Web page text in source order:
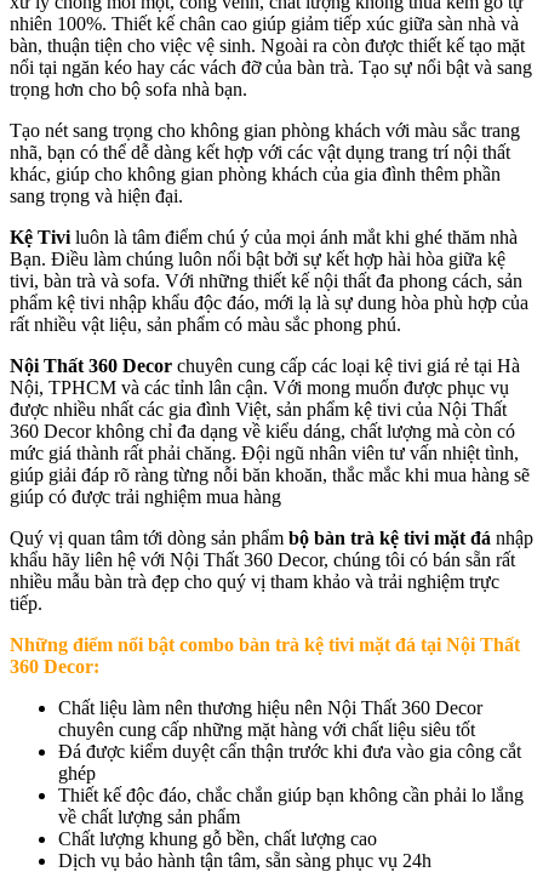
nhiên 100%. Thiết kế chân cao giúp giảm tiếp xúc giữa sàn nhà và
bàn, thuận tiện cho việc vệ sinh. Ngoài ra còn được thiết kế tạo mặt
nổi tại ngăn kéo hay các vách đỡ của bàn trà. Tạo sự nổi bật và sang
trọng hơn cho bộ sofa nhà bạn.
Tạo nét sang trọng cho không gian phòng khách với màu sắc trang
nhã, bạn có thể dễ dàng kết hợp với các vật dụng trang trí nội thất
khác, giúp cho không gian phòng khách của gia đình thêm phần
sang trọng và hiện đại.
Kệ Tivi luôn là tâm điểm chú ý của mọi ánh mắt khi ghé thăm nhà
Bạn. Điều làm chúng luôn nổi bật bởi sự kết hợp hài hòa giữa kệ
tivi, bàn trà và sofa. Với những thiết kế nội thất đa phong cách, sản
phẩm kệ tivi nhập khẩu độc đáo, mới lạ là sự dung hòa phù hợp của
rất nhiều vật liệu, sản phẩm có màu sắc phong phú.
Nội Thất 360 Decor chuyên cung cấp các loại kệ tivi giá rẻ tại Hà
Nội, TPHCM và các tỉnh lân cận. Với mong muốn được phục vụ
được nhiều nhất các gia đình Việt, sản phẩm kệ tivi của Nội Thất
360 Decor không chỉ đa dạng về kiểu dáng, chất lượng mà còn có
mức giá thành rất phải chăng. Đội ngũ nhân viên tư vấn nhiệt tình,
giúp giải đáp rõ ràng từng nỗi băn khoăn, thắc mắc khi mua hàng sẽ
giúp có được trải nghiệm mua hàng
Quý vị quan tâm tới dòng sản phẩm bộ bàn trà kệ tivi mặt đá nhập
khẩu hãy liên hệ với Nội Thất 360 Decor, chúng tôi có bán sẵn rất
nhiều mẫu bàn trà đẹp cho quý vị tham khảo và trải nghiệm trực
tiếp.
Những điểm nổi bật combo bàn trà kệ tivi mặt đá tại Nội Thất
360 Decor:
Chất liệu làm nên thương hiệu nên Nội Thất 360 Decor
chuyên cung cấp những mặt hàng với chất liệu siêu tốt
Đá được kiểm duyệt cẩn thận trước khi đưa vào gia công cắt
ghép
Thiết kế độc đáo, chắc chắn giúp bạn không cần phải lo lắng
về chất lượng sản phẩm
Chất lượng khung gỗ bền, chất lượng cao
Dịch vụ bảo hành tận tâm, sẵn sàng phục vụ 24h